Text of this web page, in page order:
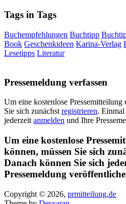
Tags in Tags
Buchempfehlungen Buchtipp
Book Geschenkideen Karina-Verlag
Lesetipps Literatur
Pressemeldung verfassen
Um eine kostenlose Pressemitteilung
Sie sich zunächst registrieren. Einmal
jederzeit anmelden und Ihre
Um eine kostenlose
können, müssen Sie sich
Danach können Sie sich
Pressemeldung
Copyright © 2026, prmitteilung.de